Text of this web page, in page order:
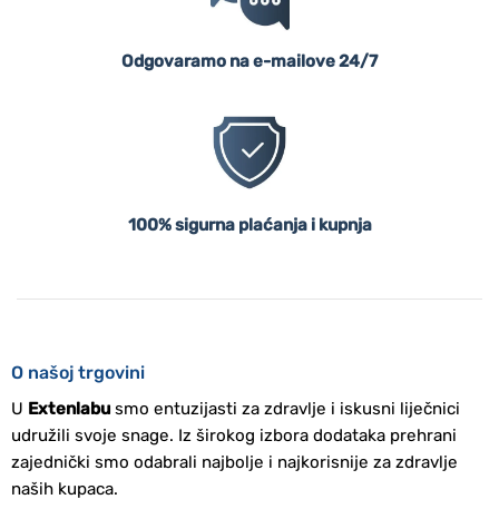
Odgovaramo na e-mailove 24/7
100% sigurna plaćanja i kupnja
O našoj trgovini
U Extenlabusmo entuzijasti za zdravlje i iskusni liječnici
udružili svoje snage. Iz širokog izbora dodataka prehrani
zajednički smo odabrali najbolje i najkorisnije za zdravlje
naših kupaca.